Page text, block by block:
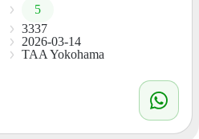
5
3337
2026-03-14
TAA Yokohama